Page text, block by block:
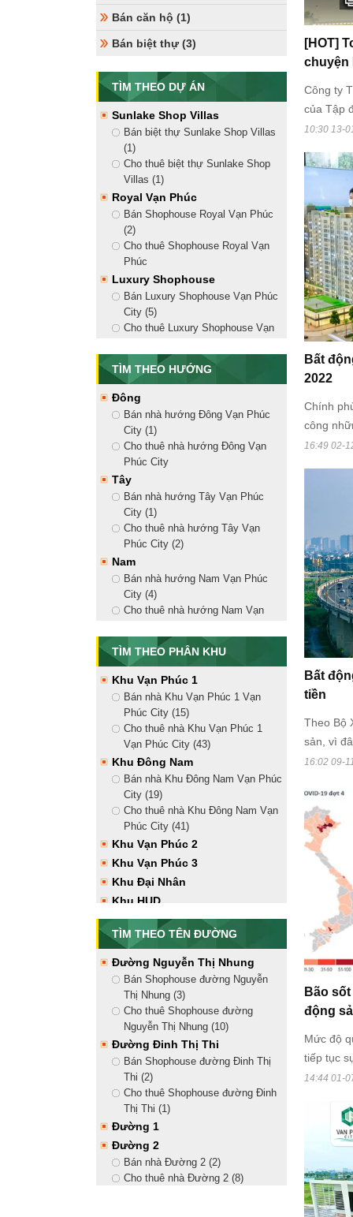
[HOT]
chuyện
Công ty
của Tập
trước
chấm
10:30 13-
Bất
2022
Chính
công
cơ sở hạ
tiếp tới
của
16:49 02-
Bất
tiền
Theo Bộ
sản, vì
trong dài
16:02 09-
Bão
động
Mức độ
tiếp tục
giảm sâu
14:44 01-
Bán căn hộ (1)
Bán biệt thự (3)
TÌM THEO DỰ ÁN
Sunlake Shop Villas
Bán biệt thự Sunlake Shop Villas
(1)
Cho thuê biệt thự Sunlake Shop
Villas (1)
Royal Vạn Phúc
Bán Shophouse Royal Vạn Phúc
(2)
Cho thuê Shophouse Royal Vạn
Phúc
Luxury Shophouse
Bán Luxury Shophouse Vạn Phúc
City (5)
Cho thuê Luxury Shophouse Vạn
Golden Shophouse
Bán Golden Shophouse Vạn Phúc
City (8)
Cho thuê Golden Shophouse Vạn
Phúc City (13)
Shophouse Nguyễn Thị Nhung
Bán Shophouse Nguyễn Thị
Nhung (2)
Cho thuê Shophouse Nguyễn Thị
Nhung (10)
Nhà Phố Vạn Phúc
Bán nhà phố liền kề (15)
Cho thuê nhà mặt tiền (41)
Căn Hộ Vạn Phúc City
Bán căn hộ Vạn Phúc City (1)
Cho thuê căn hộ Vạn Phúc City
Bán biệt thự Mansion Vạn Phúc
(2)
Cho thuê biệt thự Mansion Vạn
Phúc (1)
TÌM THEO HƯỚNG
Đông
Bán nhà hướng Đông Vạn Phúc
City (1)
Cho thuê nhà hướng Đông Vạn
Phúc City
Tây
Bán nhà hướng Tây Vạn Phúc
City (1)
Cho thuê nhà hướng Tây Vạn
Phúc City (2)
Nam
Bán nhà hướng Nam Vạn Phúc
City (4)
Cho thuê nhà hướng Nam Vạn
Bắc
Bán nhà hướng Bắc Vạn Phúc
City (4)
Cho thuê nhà hướng Bắc Vạn
Phúc City (10)
Đông Bắc
Bán nhà hướng Đông Bắc Vạn
Phúc City (5)
Cho thuê nhà hướng Đông Bắc
Vạn Phúc City (14)
Đông Nam
Bán nhà hướng Đông Nam Vạn
Phúc City (5)
Cho thuê nhà hướng Đông Nam
Vạn Phúc City (12)
Tây Bắc
Bán nhà hướng Tây Bắc Vạn
Phúc City (7)
Cho thuê nhà hướng Tây Bắc Vạn
Phúc City (17)
Tây Nam
Bán nhà hướng Tây Nam Vạn
Phúc City (9)
Cho thuê nhà hướng Tây Nam
Vạn Phúc City (17)
TÌM THEO PHÂN KHU
Khu Vạn Phúc 1
Bán nhà Khu Vạn Phúc 1 Vạn
Phúc City (15)
Cho thuê nhà Khu Vạn Phúc 1
Vạn Phúc City (43)
Khu Đông Nam
Bán nhà Khu Đông Nam Vạn Phúc
City (19)
Cho thuê nhà Khu Đông Nam Vạn
Phúc City (41)
Khu Vạn Phúc 2
Khu Vạn Phúc 3
Khu Đại Nhân
Khu HUD
TÌM THEO TÊN ĐƯỜNG
Đường Nguyễn Thị Nhung
Bán Shophouse đường Nguyễn
Thị Nhung (3)
Cho thuê Shophouse đường
Nguyễn Thị Nhung (10)
Đường Đinh Thị Thi
Bán Shophouse đường Đinh Thị
Thi (2)
Cho thuê Shophouse đường Đinh
Thị Thi (1)
Đường 1
Đường 2
Bán nhà Đường 2 (2)
Cho thuê nhà Đường 2 (8)